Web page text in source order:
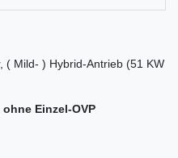
( Mild- ) Hybrid-Antrieb (51 KW
Einzel-OVP